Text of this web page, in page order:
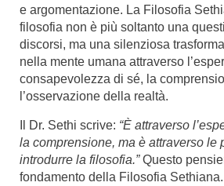
e argomentazione. La Filosofia
filosofia non è più soltanto una
discorsi, ma una silenziosa
nella mente umana attraverso
consapevolezza di sé, la
l’osservazione della realtà.
Il Dr. Sethi scrive: “È attraverso
la comprensione, ma è attraverso le
introdurre la filosofia.”Questo
fondamento della Filosofia